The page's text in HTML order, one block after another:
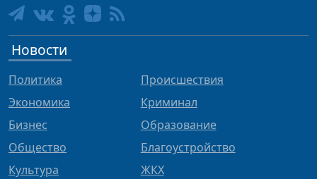
Новости
Политика
Экономика
Бизнес
Общество
Культура
Происшествия
Криминал
Образование
Благоустройство
ЖКХ